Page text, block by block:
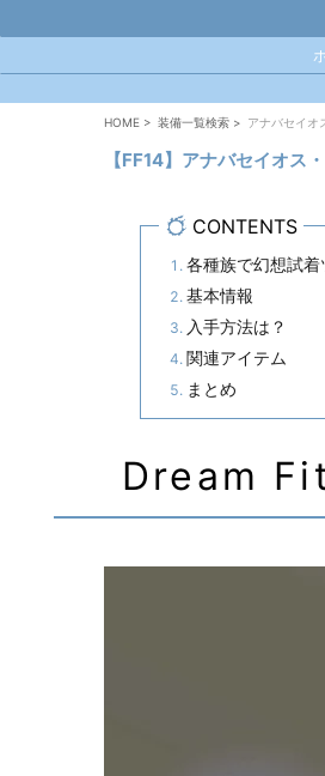
HOME > 装備一覧検索 > アナバセイオ
【FF14】アナバセイオス
CONTENTS
各種族で幻想試着
基本情報
入手方法は？
関連アイテム
まとめ
Dream